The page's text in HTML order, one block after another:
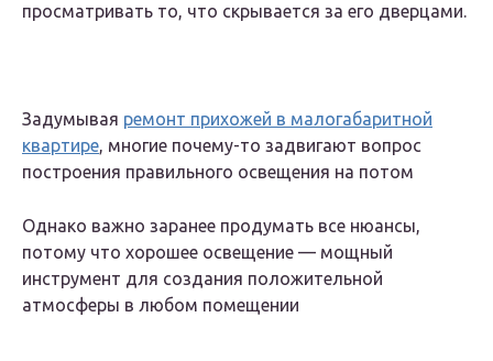
просматривать то, что скрывается за его дверцами.
Задумывая ремонт прихожей в малогабаритной
квартире, многие почему-то задвигают вопрос
построения правильного освещения на потом
Однако важно заранее продумать все нюансы,
потому что хорошее освещение — мощный
инструмент для создания положительной
атмосферы в любом помещении